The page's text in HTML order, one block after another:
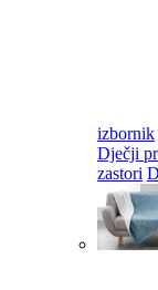
izbornik
Dječji
zastori